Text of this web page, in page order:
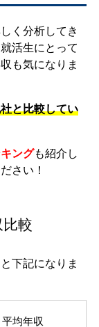
く分析してき
活生にとって
も気になりま
と比較してい
ングも紹介し
さい！
較
下記になりま
平均年収